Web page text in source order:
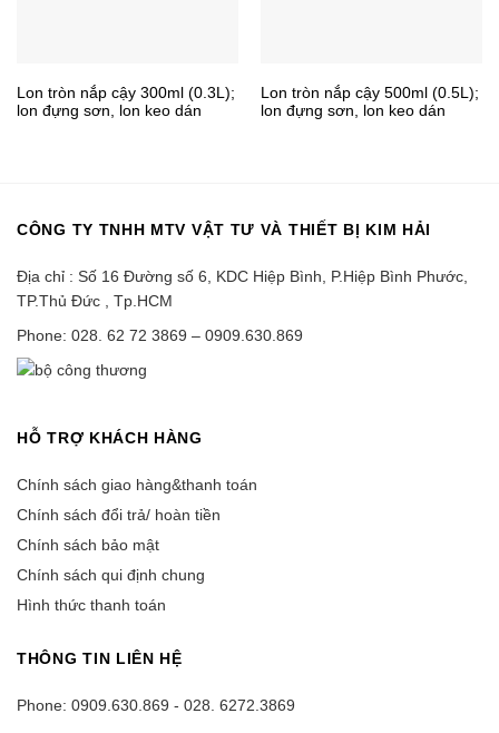
Lon tròn nắp cậy 300ml (0.3L);
lon đựng sơn, lon keo dán
Lon tròn nắp cậy 500ml (0.5L);
lon đựng sơn, lon keo dán
CÔNG TY TNHH MTV VẬT TƯ VÀ THIẾT BỊ KIM HẢI
Địa chỉ : Số 16 Đường số 6, KDC Hiệp Bình, P.Hiệp Bình Phước,
TP.Thủ Đức , Tp.HCM
Phone: 028. 62 72 3869 – 0909.630.869
HỖ TRỢ KHÁCH HÀNG
Chính sách giao hàng&thanh toán
Chính sách đổi trả/ hoàn tiền
Chính sách bảo mật
Chính sách qui định chung
Hình thức thanh toán
THÔNG TIN LIÊN HỆ
Phone: 0909.630.869 - 028. 6272.3869